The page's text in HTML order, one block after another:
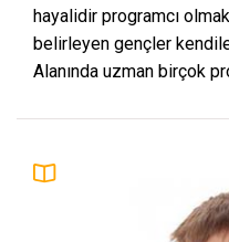
hayalidir programcı
belirleyen gençler
Alanında uzman birçok